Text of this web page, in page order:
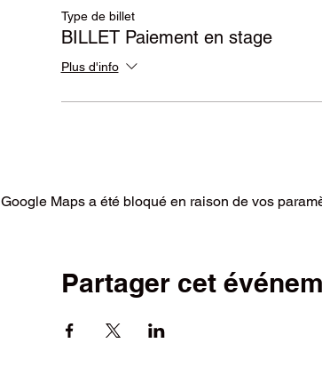
Type de billet
BILLET Paiement en stage
Plus d'info
Google Maps a été bloqué en raison de vos
Partager cet